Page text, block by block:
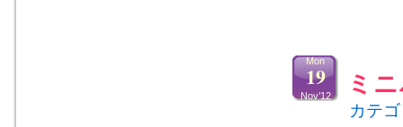
ミ
Mon
19
Nov’12
カテ